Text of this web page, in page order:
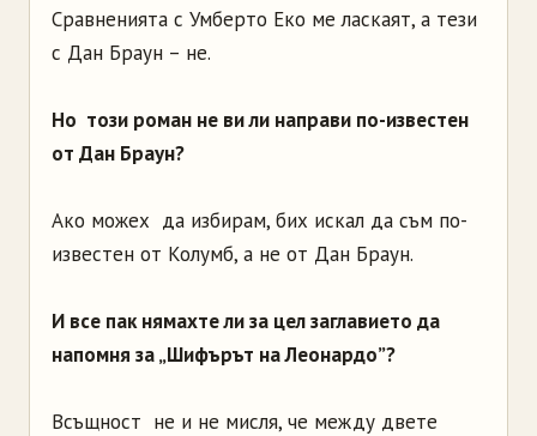
Сравненията с Умберто Еко ме ласкаят, а тези
с Дан Браун – не.
Но този роман не ви ли направи по-известен
от Дан Браун?
Ако можех да избирам, бих искал да съм по-
известен от Колумб, а не от Дан Браун.
И все пак нямахте ли за цел заглавието да
напомня за „Шифърът на Леонардо”?
Всъщност не и не мисля, че между двете